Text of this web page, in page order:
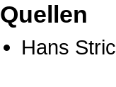
Quellen
Hans